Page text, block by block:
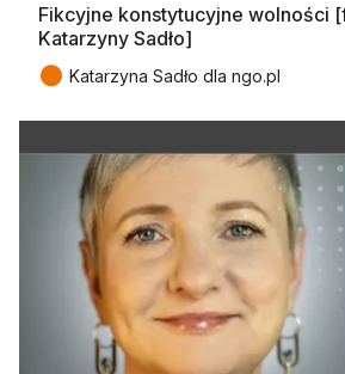
Fikcyjne konstytucyjne wolności
Katarzyny Sadło]
● Katarzyna Sadło dla ngo.pl